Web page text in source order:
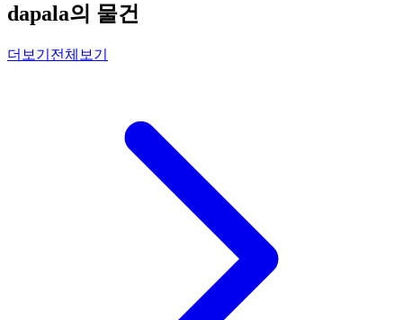
dapala의 물건
더보기 전체보기